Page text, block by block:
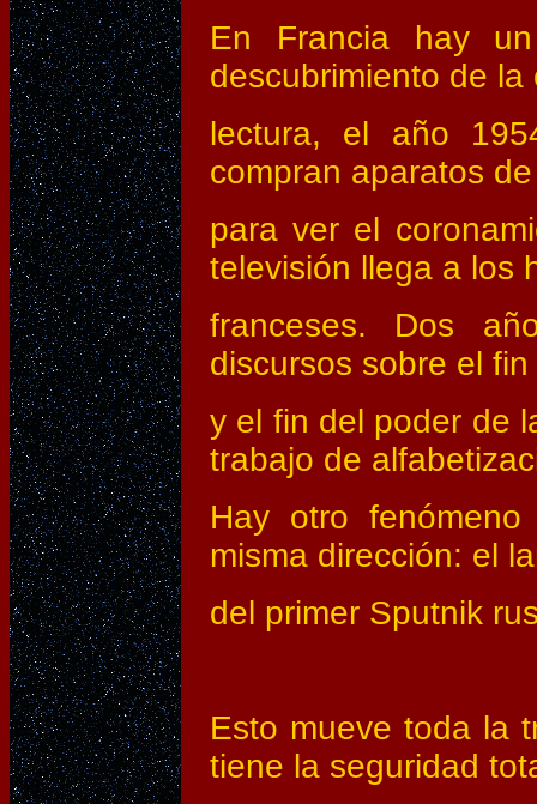
En Francia hay
descubrimiento de la
lectura, el año
compran aparatos
para ver el
televisión llega a los
franceses. Dos
discursos sobre el
y el fin del poder de
trabajo de
Hay otro
misma dirección: el
del primer Sputnik
Esto mueve toda la
tiene la seguridad